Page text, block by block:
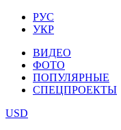
РУС
УКР
ВИДЕО
ФОТО
ПОПУЛЯРНЫЕ
СПЕЦПРОЕКТЫ
USD